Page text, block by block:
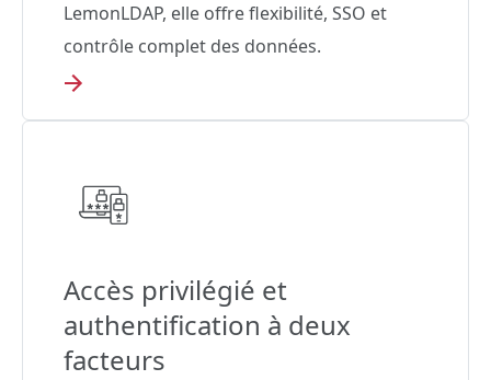
LemonLDAP, elle offre flexibilité, SSO et
contrôle complet des données.
Accès privilégié et
authentification à deux
facteurs